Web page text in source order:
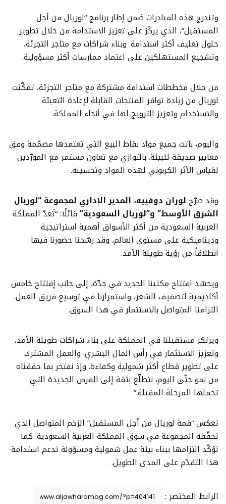
وتندرج هذه المبادرات ضمن إطار برنامج “لوريال من أجل
المستقبل”، الذي يركّز على تعزيز الاستدامة من خلال تطوير
حلول تغليف أكثر استدامة. وبناء شراكات مع متاجر التجزئة،
وتشجيع المستهلكين على اعتماد ممارسات أكثر مسؤولية.
من خلال مخططات استدامة مشتركة مع متاجر التجزئة، تمكّنت
لوريال من زيادة توافر المنتجات القابلة لإعادة التعبئة
والاستخدام وتعزيز الترويج لها في أنحاء المملكة.
واليوم، باتت جميع مواد نقاط البيع التي تعتمدها مصمّمة وفق
معايير صديقة للبيئة. بالتوازي مع تعاون مستمر مع المورّدين
لقياس الأثر الكربوني لهذه المواد وتحسينه.
وقد صرّح لوران دوفييه، المدير الإداري لمجموعة “لوريال
الشرق الأوسط” و”لوريال السعودية” قائلًا: “تُعدّ المملكة
العربية السعودية من أكثر الأسواق أهمية استراتيجية
وديناميكية على مستوى العالم، وقد رسّخنا حضورنا فيها
انطلاقاً من رؤية طويلة الأمد.
ويجسّد افتتاح مكتبنا الجديد في جدّة، إلى جانب إفتتاح خامس
أكاديمية لتصفيف الشعر، واستمرارنا في توسيع فريق العمل.
التزامنا المتواصل بالاستثمار في هذا السوق.
ويرتكز مستقبلنا في المملكة على بناء شراكات طويلة الأمد،
وتعزيز الاستثمار في رأس المال البشري. والعمل المشترك
على تطوير قطاع أكثر شمولية وكفاءة. وإذ نفتخر بما حققناه
من نمو حتّى اليوم، نتطلّع بثقة إلى الفرص الجديدة التي
تحملها المرحلة المقبلة.”
تعكس “قمة لوريال من أجل المستقبل” الزخم المتواصل الذي
تحقّقه المجموعة في سوق المملكة العربية السعودية. كما
تؤكّد التزامها ببناء بيئة عمل شمولية ومسؤولة تدعم استدامة
هذا التقدّم على المدى الطويل.
الرابط المختصر :